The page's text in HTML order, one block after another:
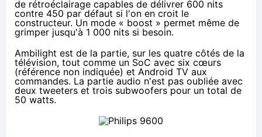
de rétroéclairage capables de délivrer 600 nits
contre 450 par défaut si l'on en croit le
constructeur. Un mode « boost » permet même de
grimper jusqu'à 1 000 nits si besoin.
Ambilight est de la partie, sur les quatre côtés de la
télévision, tout comme un SoC avec six cœurs
(référence non indiquée) et Android TV aux
commandes. La partie audio n'est pas oubliée avec
deux tweeters et trois subwoofers pour un total de
50 watts.